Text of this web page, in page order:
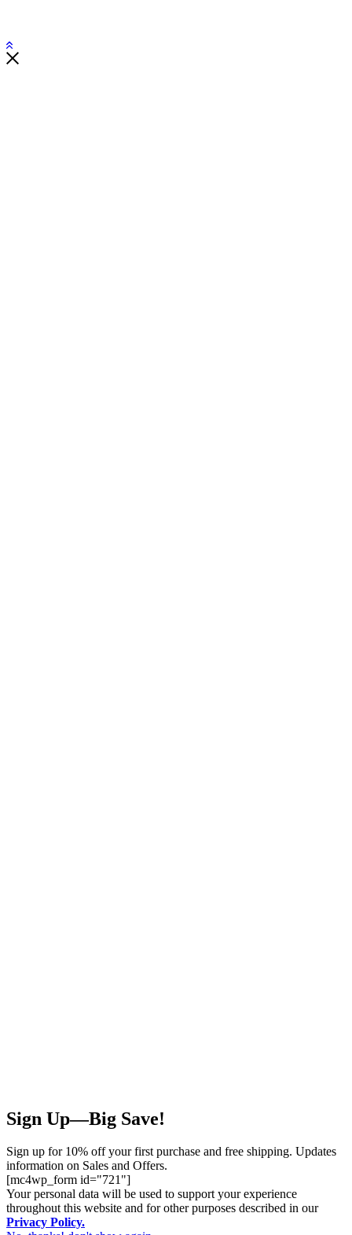
Sign Up—Big Save!
Sign up for 10% off your first purchase and free shipping. Updates
information on Sales and Offers.
[mc4wp_form id="721"]
Your personal data will be used to support your experience
throughout this website and for other purposes described in our
Privacy Policy.